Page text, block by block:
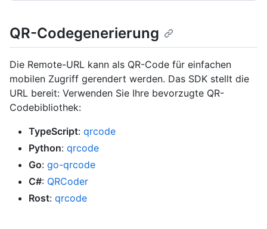
QR-Codegenerierung
Die Remote-URL kann als QR-Code für einfachen
mobilen Zugriff gerendert werden. Das SDK stellt die
URL bereit: Verwenden Sie Ihre bevorzugte QR-
Codebibliothek:
TypeScript: qrcode
Python: qrcode
Go: go-qrcode
C#: QRCoder
Rost: qrcode